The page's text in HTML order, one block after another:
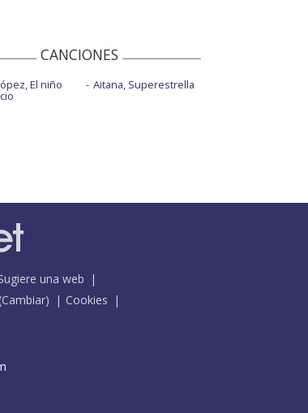
CANCIONES
El niño Aitana, Superestrella
una web
Cambiar)
Cookies